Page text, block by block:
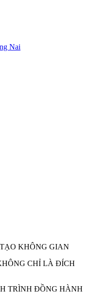
Nai
KHÔNG GIAN
CHỈ LÀ ĐÍCH
TRÌNH ĐỒNG HÀNH